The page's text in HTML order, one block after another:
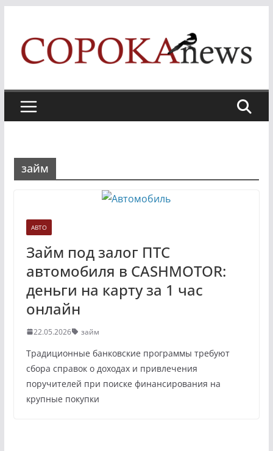
content
займ
АВТО
Займ под залог ПТС
автомобиля в CASHMOTOR:
деньги на карту за 1 час
онлайн
22.05.2026 займ
Традиционные банковские программы требуют
сбора справок о доходах и привлечения
поручителей при поиске финансирования на
крупные покупки